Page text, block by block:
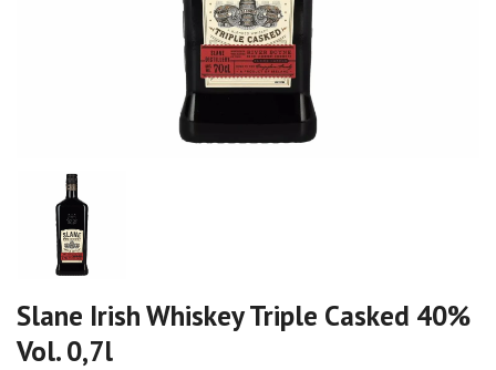
Slane Irish Whiskey Triple Casked 40%
Vol. 0,7l